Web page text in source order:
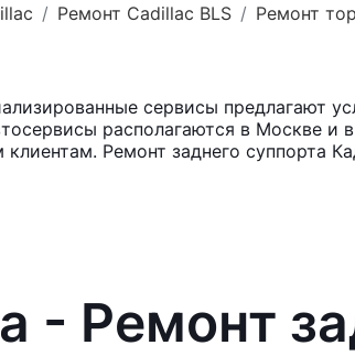
Ремонт Cadillac BLS Ремонт
сервисы предлагают
располагаются в Москве
клиентам. Ремонт заднего суппорта
- Ремонт